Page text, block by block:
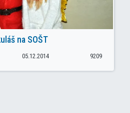
na SOŠT
05.12.2014 9209